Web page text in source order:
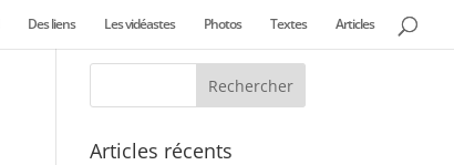
Des liens Les vidéastes Photos Textes Articles
Articles récents